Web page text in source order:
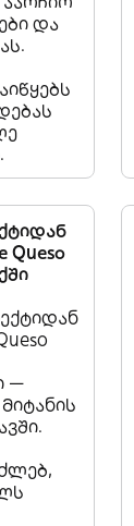
და
Queso
—